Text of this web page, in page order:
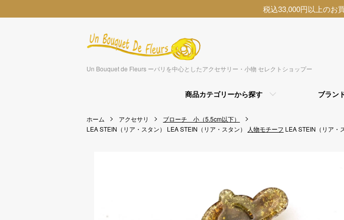
税込33,000円以上のお
Un Bouquet de Fleurs ーパリを中心としたアクセサリー・小物 セレクトショップー
商品カテゴリーから探す ブラン
ホーム アクセサリ
ブローチ 小（5.5cm以下）
LEA STEIN（リア・スタン）
LEA STEIN（リア・スタン） 人物モチーフ LEA STEIN（リア・